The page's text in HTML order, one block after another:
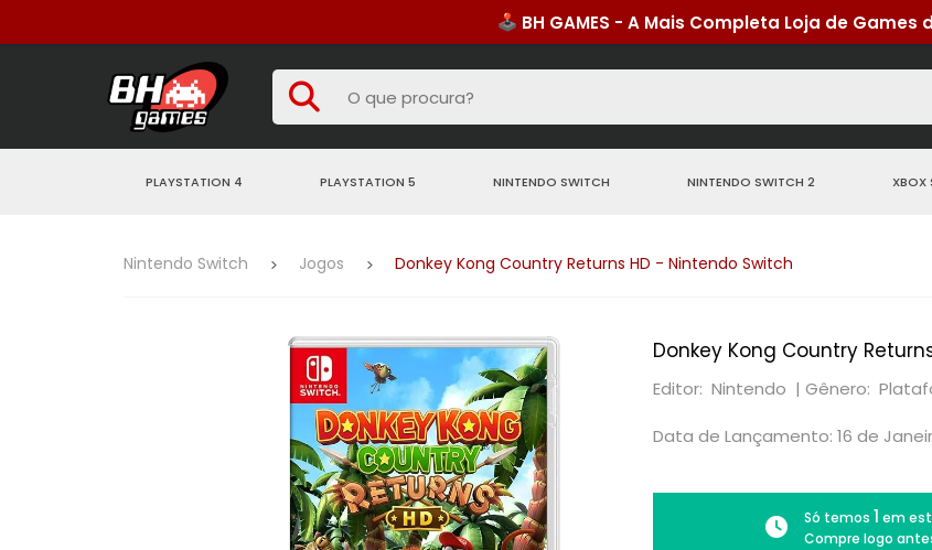
PLAYSTATION 4 PLAYSTATION 5 NINTENDO SWITCH NINTENDO SWITCH 2 XBOX
Nintendo Switch Jogos Donkey Kong Country Returns HD - Nintendo Switch
Donkey Kong Country
Editor: Nintendo | Gênero:
Data de Lançamento: 16 de
Só temos 1 em
Compre logo